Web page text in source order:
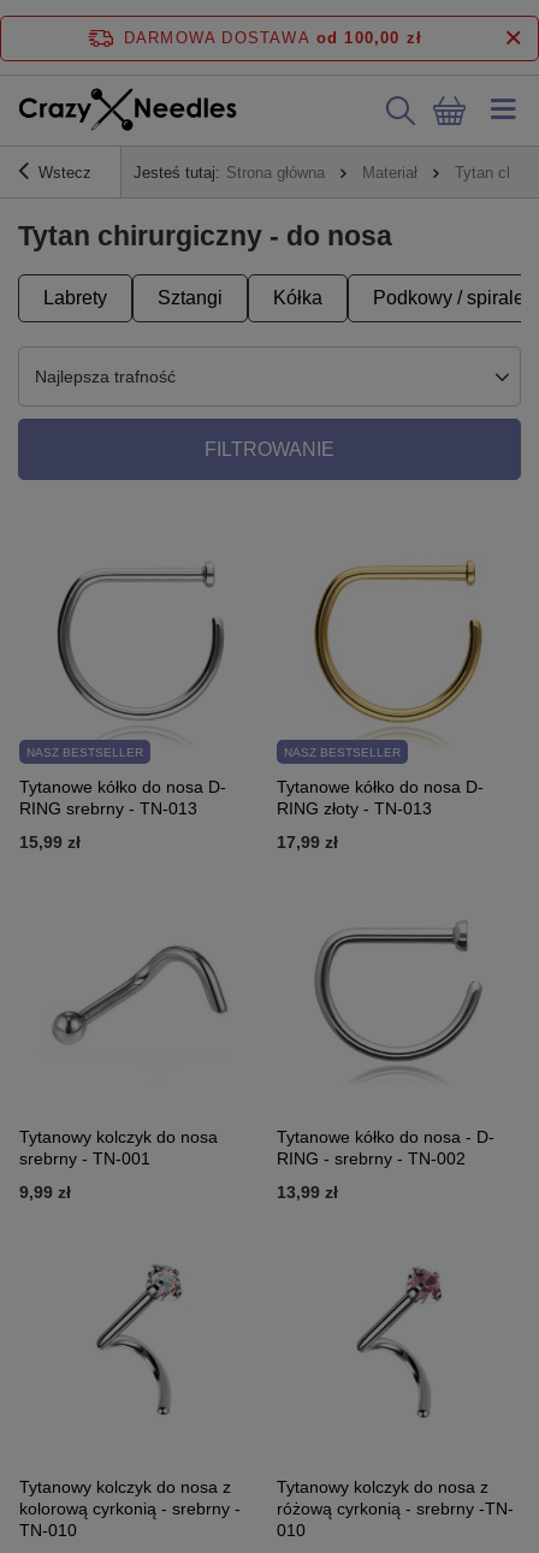
DARMOWA DOSTAWA od 100,00 zł
Wstecz Jesteś tutaj: Strona główna Materiał Tytan
Tytan chirurgiczny - do nosa
Labrety Sztangi Kółka Podkowy / spirale
Najlepsza trafność
FILTROWANIE
NASZ BESTSELLER
Tytanowe kółko do nosa D-
RING srebrny - TN-013
15,99 zł
NASZ BESTSELLER
Tytanowe kółko do nosa D-
RING złoty - TN-013
17,99 zł
Tytanowy kolczyk do nosa
srebrny - TN-001
9,99 zł
Tytanowe kółko do nosa - D-
RING - srebrny - TN-002
13,99 zł
Tytanowy kolczyk do nosa z
kolorową cyrkonią - srebrny -
TN-010
Tytanowy kolczyk do nosa z
różową cyrkonią - srebrny -TN-
010